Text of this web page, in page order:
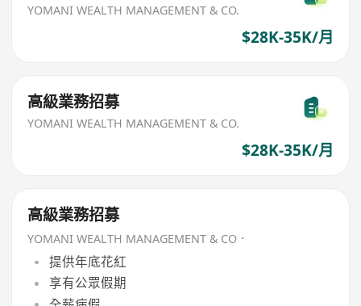
YOMANI WEALTH MANAGEMENT & CO.
$28K-35K/月
高級業務招募
YOMANI WEALTH MANAGEMENT & CO.
$28K-35K/月
高級業務招募
YOMANI WEALTH MANAGEMENT & CO．
提供年底花紅
享有公眾假期